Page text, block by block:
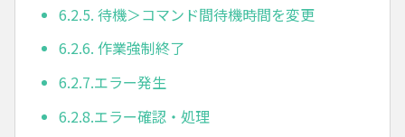
6.2.5. 待機＞コマンド間待機時間を変更
6.2.6. 作業強制終了
6.2.7.エラー発生
6.2.8.エラー確認・処理